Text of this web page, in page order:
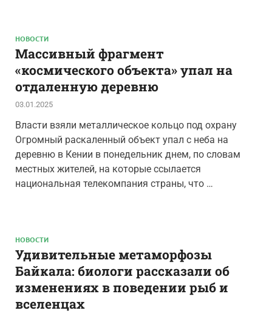
НОВОСТИ
Массивный фрагмент
«космического объекта» упал на
отдаленную деревню
03.01.2025
Власти взяли металлическое кольцо под охрану
Огромный раскаленный объект упал с неба на
деревню в Кении в понедельник днем, по словам
местных жителей, на которые ссылается
национальная телекомпания страны, что …
НОВОСТИ
Удивительные метаморфозы
Байкала: биологи рассказали об
изменениях в поведении рыб и
вселенцах